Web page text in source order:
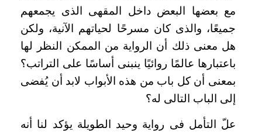
مع بعضها البعض داخل المقهى الذى يجمعهم
جميعًا، والذى كان مسرحًا لحياتهم الآنية، ولكن
هل معنى ذلك أن الرواية من الممكن النظر لها
باعتبارها عالمًا روائيًا ينبنى أساسًا على التراتب؟
بمعنى أن كل باب من هذه الأبواب لابد أن يُفضى
إلى الباب التالى له؟
علّ التأمل فى رواية وحيد الطويلة يؤكد لنا أنه